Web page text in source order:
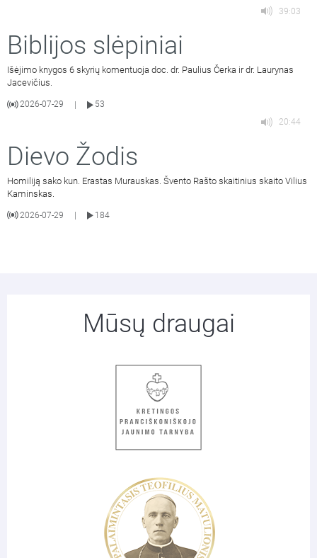
39:03
Biblijos slėpiniai
Išėjimo knygos 6 skyrių komentuoja doc. dr. Paulius Čerka ir dr. Laurynas
Jacevičius.
2026-07-29
53
20:44
Dievo Žodis
Homiliją sako kun. Erastas Murauskas. Švento Rašto skaitinius skaito Vilius
Kaminskas.
2026-07-29 184
Mūsų draugai